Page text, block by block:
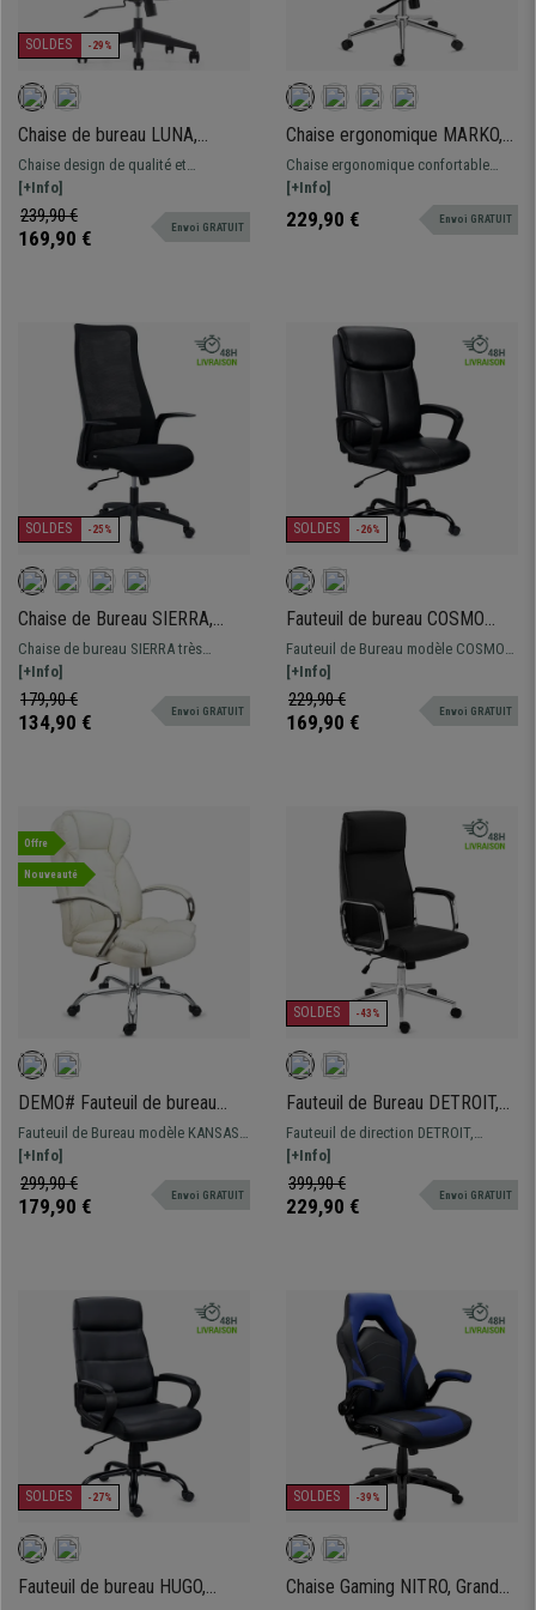
SOLDES -29%
Chaise de bureau LUNA,
Design Ergonomique, Appui-
tête, Support Lombaire, en
Maille et Tissu Noir
Chaise design de qualité et
confortable. Avec appui-tête,
accoudoirs intégrés, dossier en
maille.
[+Info]
239,90 €
169,90 € Envoi GRATUIT
Chaise ergonomique MARKO,
Appui-tête, Support Lombaire,
Mécanisme Synchrone, Noir
Chaise ergonomique confortable
avec support lombaire. Fabriquée
avec des matériaux de qualité,
piétement métallique et maille
[+Info]
229,90 € Envoi GRATUIT
SOLDES -25%
Chaise de Bureau SIERRA,
Support Lombaire, Accoudoirs
Design, en Tissu et Maille
Respirable, Noir
Chaise de bureau SIERRA très
confortable et robuste, idéale pour
une utilisation au bureau, en
télétravail ou à la maison. Cette
chaise se distingue par son soutien
[+Info]
179,90 €
134,90 € Envoi GRATUIT
SOLDES -26%
Fauteuil de bureau COSMO
CUIR, Grande qualité, Noir
Fauteuil de Bureau modèle COSMO
CUIR. Un design élégant, moderne et
un confort unique.
[+Info]
229,90 €
169,90 € Envoi GRATUIT
Offre
Nouveauté
DEMO# Fauteuil de bureau
KANSAS, résistant jusqu'à
150kg!! Grande qualité,
fabriqué en acier et cuir,
Crème
Fauteuil de Bureau modèle KANSAS
Grande résistance jusqu´à 150kg! Un
design qui impressionne et un
confort unique.
[+Info]
299,90 €
179,90 € Envoi GRATUIT
SOLDES -43%
Fauteuil de Bureau DETROIT,
Dossier Haut, Structure
Métallique Chromée, en Cuir,
Noir
Fauteuil de direction DETROIT,
modèle adapté à une utilisation
quotidienne intensive. Dossier haut
et formes ergonomiques
[+Info]
399,90 €
229,90 € Envoi GRATUIT
SOLDES -27%
Fauteuil de bureau HUGO,
SOLDES -39%
Chaise Gaming NITRO, Grand